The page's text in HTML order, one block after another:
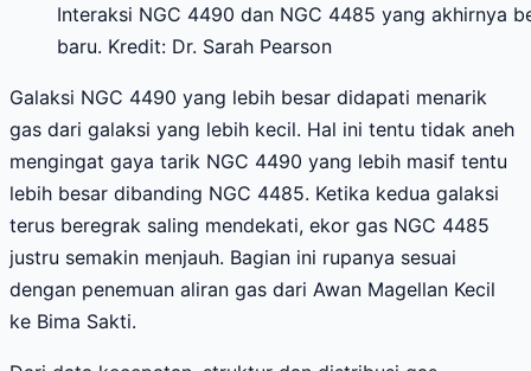
Interaksi NGC 4490 dan NGC 4485 yang akhirnya
baru. Kredit: Dr. Sarah Pearson
Galaksi NGC 4490 yang lebih besar didapati menarik
gas dari galaksi yang lebih kecil. Hal ini tentu tidak aneh
mengingat gaya tarik NGC 4490 yang lebih masif tentu
lebih besar dibanding NGC 4485. Ketika kedua galaksi
terus beregrak saling mendekati, ekor gas NGC 4485
justru semakin menjauh. Bagian ini rupanya sesuai
dengan penemuan aliran gas dari Awan Magellan Kecil
ke Bima Sakti.